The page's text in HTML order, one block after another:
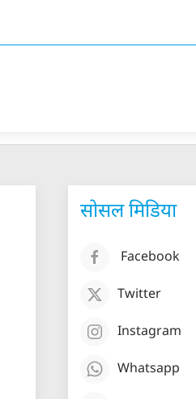
सोसल मिडिया
Facebook
Twitter
Instagram
Whatsapp